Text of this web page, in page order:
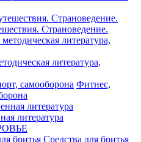
Страноведение.
литература,
Фитнес,
литература
Средства для бритья